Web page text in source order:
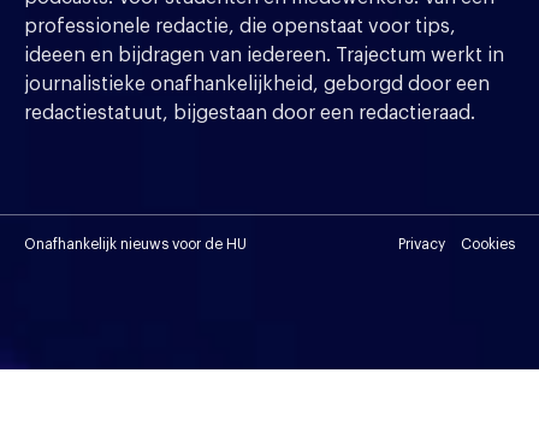
professionele redactie, die openstaat voor tips,
ideeen en bijdragen van iedereen. Trajectum werkt in
journalistieke onafhankelijkheid, geborgd door een
redactiestatuut, bijgestaan door een redactieraad.
Onafhankelijk nieuws voor de HU Privacy Cookies